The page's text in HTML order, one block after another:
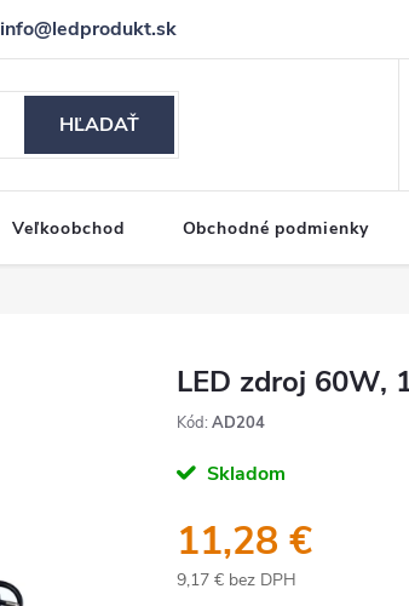
info@ledprodukt.sk
HĽADAŤ
Veľkoobchod Obchodné podmienky
LED zdroj 60W,
Kód: AD204
Skladom
11,28 €
9,17 € bez DPH